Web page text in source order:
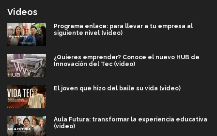
Videos
Programa enlace: para llevar a tu empresa al
siguiente nivel (video)
¿Quieres emprender? Conoce el nuevo HUB de
Innovación del Tec (video)
El joven que hizo del baile su vida (video)
Aula Futura: transformar la experiencia educativa
(video)